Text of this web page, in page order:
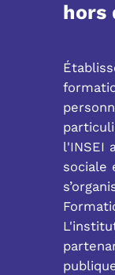
hors
l'INSEI
sociale